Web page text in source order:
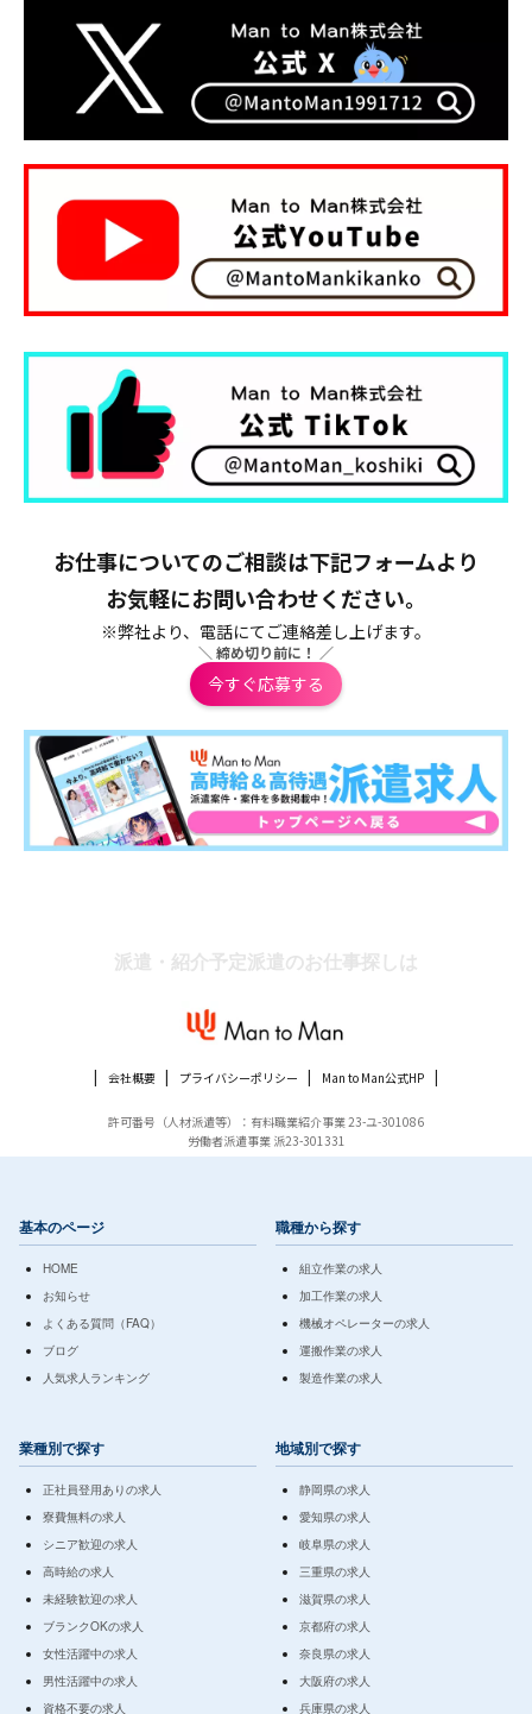
お仕事についてのご相談は下記フォームより
お気軽にお問い合わせください。
※弊社より、電話にてご連絡差し上げます。
＼ 締め切り前に！ ／
今すぐ応募する
派遣・紹介予定派遣のお仕事探しは
会社概要 プライバシーポリシー Man to Man公式HP
許可番号（人材派遣等）：有料職業紹介事業 23-ユ-301086
労働者派遣事業 派23-301331
基本のページ
HOME
お知らせ
よくある質問（FAQ）
ブログ
人気求人ランキング
職種から探す
組立作業の求人
加工作業の求人
機械オペレーターの求人
運搬作業の求人
製造作業の求人
業種別で探す
正社員登用ありの求人
寮費無料の求人
シニア歓迎の求人
高時給の求人
未経験歓迎の求人
ブランクOKの求人
女性活躍中の求人
男性活躍中の求人
資格不要の求人
地域別で探す
静岡県の求人
愛知県の求人
岐阜県の求人
三重県の求人
滋賀県の求人
京都府の求人
奈良県の求人
大阪府の求人
兵庫県の求人